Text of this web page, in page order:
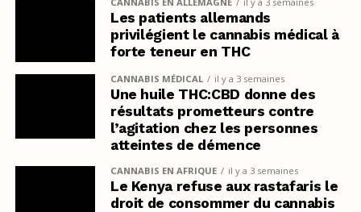
Les patients allemands
privilégient le cannabis médical à
forte teneur en THC
CANNABIS MÉDICAL il y a 3 semaines
Une huile THC:CBD donne des
résultats prometteurs contre
l’agitation chez les personnes
atteintes de démence
CANNABIS EN AFRIQUE il y a 3 semaines
Le Kenya refuse aux rastafaris le
droit de consommer du cannabis